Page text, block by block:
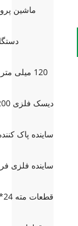
ماشین
120 میلی متر مرمر 5 چرخ اضافی پخ